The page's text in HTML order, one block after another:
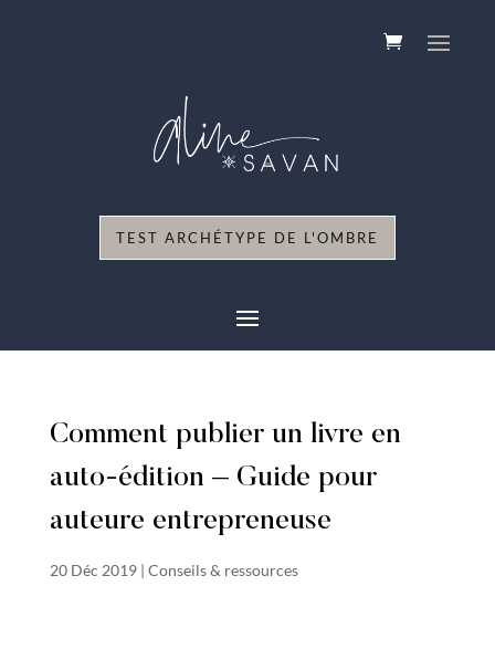
TEST ARCHÉTYPE DE L'OMBRE
Comment publier un livre en
auto-édition – Guide pour
auteure entrepreneuse
20 Déc 2019| Conseils & ressources